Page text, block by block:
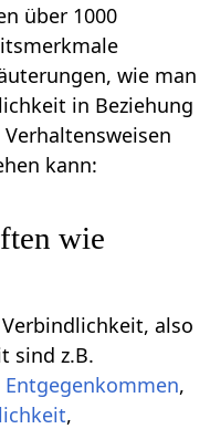
über 1000
wie man
in Beziehung
kann:
wie
also
sind z.B.
Entgegenkommen,
,